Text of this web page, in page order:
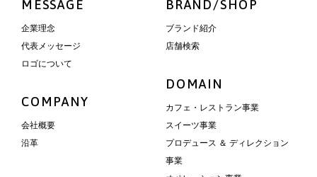
MESSAGE
企業理念
代表メッセージ
ロゴについて
COMPANY
会社概要
沿革
BRAND/SHOP
ブランド紹介
店舗検索
DOMAIN
カフェ・レストラン事業
スイーツ事業
プロデュース ＆ ディレクション
事業